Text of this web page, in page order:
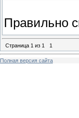
Правильно
Страница 1 из 1 1
Полная версия сайта